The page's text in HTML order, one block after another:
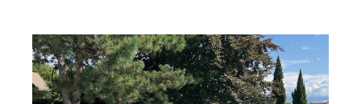
LOISIN 74
175 m2, 5 pièces
Ref : 159535